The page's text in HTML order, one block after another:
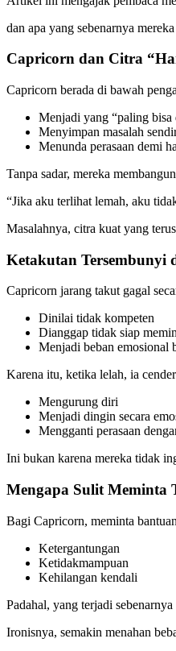
dan apa yang sebenarnya
Capricorn dan Citra
Capricorn berada di bawah
Menjadi yang “paling bisa
Menyimpan masalah
Menunda perasaan demi
Tanpa sadar, mereka
“Jika aku terlihat lemah, aku
Masalahnya, citra kuat yang
Ketakutan Tersembunyi
Capricorn jarang takut gagal
Dinilai tidak kompeten
Dianggap tidak siap
Menjadi beban emosional
Karena itu, ketika lelah, ia
Mengurung diri
Menjadi dingin secara
Mengganti perasaan
Ini bukan karena mereka tidak
Mengapa Sulit Meminta
Bagi Capricorn, meminta
Ketergantungan
Ketidakmampuan
Kehilangan kendali
Padahal, yang terjadi sebenarnya
Ironisnya, semakin menahan